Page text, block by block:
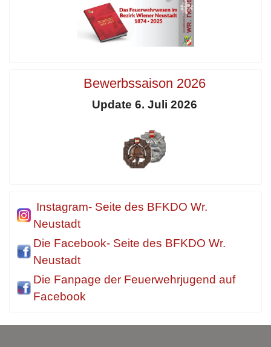
Bewerbssaison 2026
Update 6. Juli 2026
Instagram- Seite des BFKDO Wr.
Neustadt
Die Facebook- Seite des BFKDO Wr.
Neustadt
Die Fanpage der Feuerwehrjugend auf
Facebook